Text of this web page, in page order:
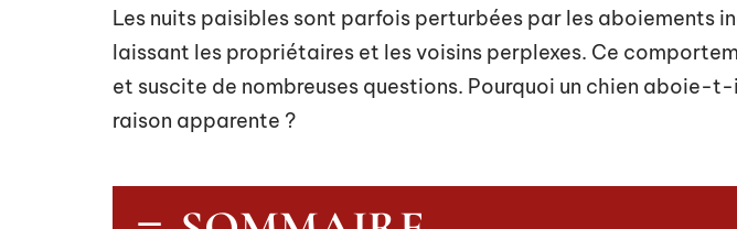
Les nuits paisibles sont parfois perturbées par les aboiements
laissant les propriétaires et les voisins perplexes. Ce
et suscite de nombreuses questions. Pourquoi un chien aboie-
raison apparente ?